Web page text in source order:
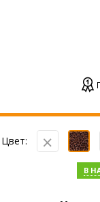
Цвет:
В